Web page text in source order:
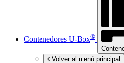
Contenedores U-Box®
Volver al menú principal